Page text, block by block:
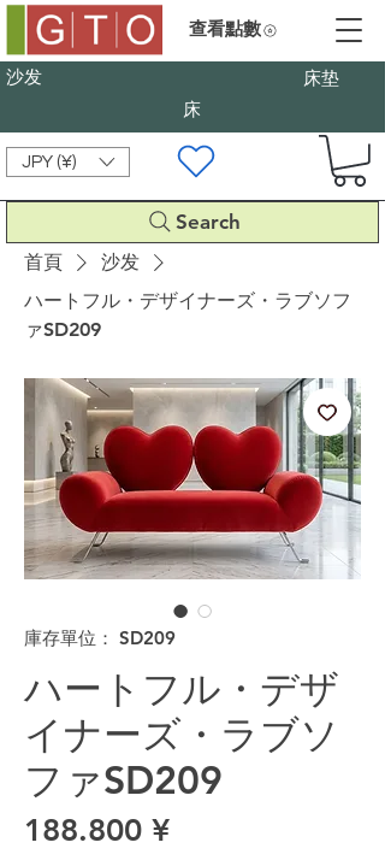
沙发
床垫
床
JPY (¥)
Search
查看點數
首頁
沙发
ハートフル・デザイナーズ・ラブソフ
ァSD209
庫存單位： SD209
ハートフル・デザ
イナーズ・ラブソ
ファSD209
188.800 ¥價格